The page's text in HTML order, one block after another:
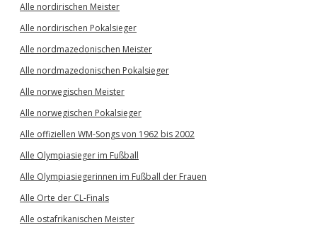
Alle nordirischen Meister
Alle nordirischen Pokalsieger
Alle nordmazedonischen Meister
Alle nordmazedonischen Pokalsieger
Alle norwegischen Meister
Alle norwegischen Pokalsieger
Alle offiziellen WM-Songs von 1962 bis 2002
Alle Olympiasieger im Fußball
Alle Olympiasiegerinnen im Fußball der Frauen
Alle Orte der CL-Finals
Alle ostafrikanischen Meister